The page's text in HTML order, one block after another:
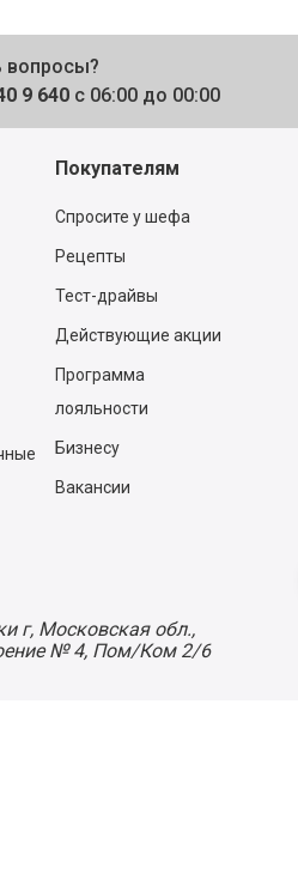
вопросы?
9 640 с 06:00 до 00:00
Покупателям
Спросите у шефа
Рецепты
Тест-драйвы
Действующие акции
Программа
лояльности
Бизнесу
Вакансии
г, Московская обл.,
№ 4, Пом/Ком 2/6